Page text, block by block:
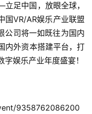
足中国，放眼全球，
国VR/AR娱乐产业联盟
公司将一如既往为国内
内外资本搭建平台，打
娱乐产业年度盛宴！
9358762086200